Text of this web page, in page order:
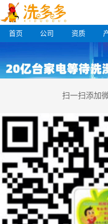
首页 公司 资质
家电清洗机
扫一扫添加
扫一扫添加